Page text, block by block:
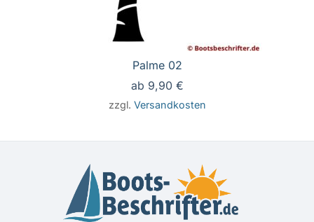
Palme 02
ab 9,90 €
zzgl. Versandkosten